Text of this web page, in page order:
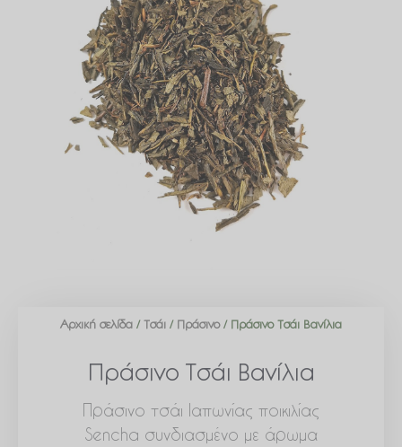
Αρχική σελίδα / Τσάι / Πράσινο/ Πράσινο Τσάι Βανίλια
Πράσινο Τσάι Βανίλια
Πράσινο τσάι Ιαπωνίας ποικιλίας
Sencha συνδιασμένο με άρωμα